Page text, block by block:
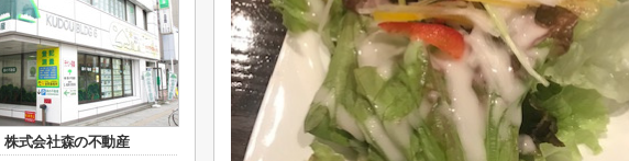
株式会社森の不動産